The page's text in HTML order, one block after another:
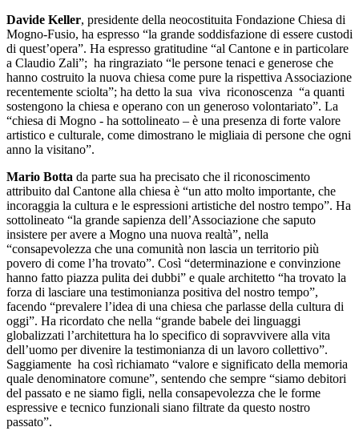
Davide Keller, presidente della neocostituita Fondazione Chiesa di
Mogno-Fusio, ha espresso “la grande soddisfazione di essere custodi
di quest’opera”. Ha espresso gratitudine “al Cantone e in particolare
a Claudio Zali”; ha ringraziato “le persone tenaci e generose che
hanno costruito la nuova chiesa come pure la rispettiva Associazione
recentemente sciolta”; ha detto la sua viva riconoscenza “a quanti
sostengono la chiesa e operano con un generoso volontariato”. La
“chiesa di Mogno - ha sottolineato – è una presenza di forte valore
artistico e culturale, come dimostrano le migliaia di persone che ogni
anno la visitano”.
Mario Botta da parte sua ha precisato che il riconoscimento
attribuito dal Cantone alla chiesa è “un atto molto importante, che
incoraggia la cultura e le espressioni artistiche del nostro tempo”. Ha
sottolineato “la grande sapienza dell’Associazione che saputo
insistere per avere a Mogno una nuova realtà”, nella
“consapevolezza che una comunità non lascia un territorio più
povero di come l’ha trovato”. Così “determinazione e convinzione
hanno fatto piazza pulita dei dubbi” e quale architetto “ha trovato la
forza di lasciare una testimonianza positiva del nostro tempo”,
facendo “prevalere l’idea di una chiesa che parlasse della cultura di
oggi”. Ha ricordato che nella “grande babele dei linguaggi
globalizzati l’architettura ha lo specifico di sopravvivere alla vita
dell’uomo per divenire la testimonianza di un lavoro collettivo”.
Saggiamente ha così richiamato “valore e significato della memoria
quale denominatore comune”, sentendo che sempre “siamo debitori
del passato e ne siamo figli, nella consapevolezza che le forme
espressive e tecnico funzionali siano filtrate da questo nostro
passato”.